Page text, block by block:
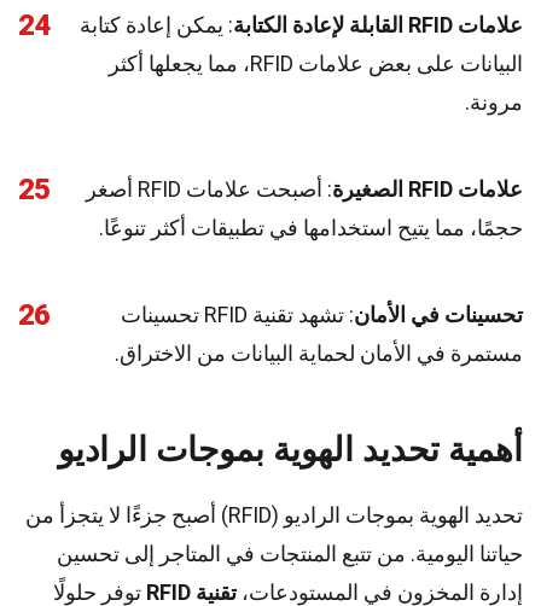
24 علامات RFID القابلة لإعادة الكتابة
: يمكن إعادة كتابة
البيانات على بعض علامات RFID، مما يجعلها أكثر
مرونة.
25 علامات RFID الصغيرة
: أصبحت علامات RFID أصغر
حجمًا، مما يتيح استخدامها في تطبيقات أكثر تنوعًا.
26 تحسينات في الأمان
: تشهد تقنية RFID تحسينات
مستمرة في الأمان لحماية البيانات من الاختراق.
أهمية تحديد الهوية بموجات الراديو
تحديد الهوية بموجات الراديو (RFID) أصبح جزءًا لا يتجزأ من
حياتنا اليومية. من تتبع المنتجات في المتاجر إلى تحسين
إدارة المخزون في المستودعات،تقنية RFID
توفر حلولًا